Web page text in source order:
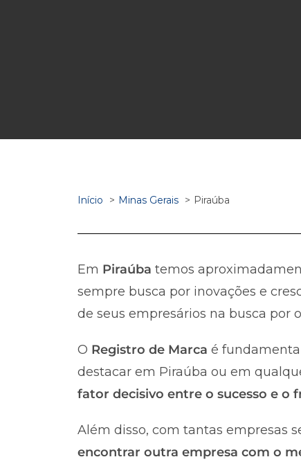
Início Minas Gerais Piraúba
Em Piraúba temos
sempre busca por inovações e
de seus empresários na busca por
O Registro de Marca é
destacar em Piraúba ou em
fator decisivo entre o sucesso e o
Além disso, com tantas empresas
encontrar outra empresa com o